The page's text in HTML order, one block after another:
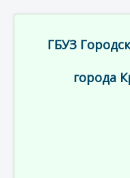
ГБУЗ
города